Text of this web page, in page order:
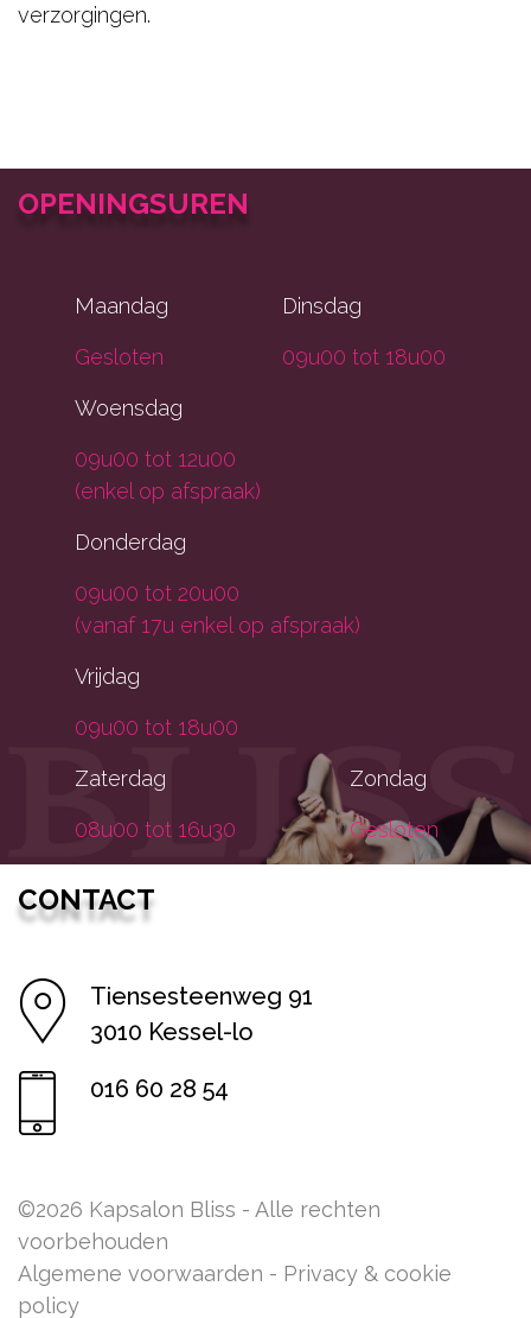
verzorgingen.
OPENINGSUREN
Maandag
Gesloten
Dinsdag
09u00 tot 18u00
Woensdag
09u00 tot 12u00
(enkel op afspraak)
Donderdag
09u00 tot 20u00
(vanaf 17u enkel op afspraak)
Vrijdag
09u00 tot 18u00
Zaterdag
08u00 tot 16u30
Zondag
Gesloten
CONTACT
Tiensesteenweg 91
3010 Kessel-lo
016 60 28 54
©2026 Kapsalon Bliss - Alle rechten
voorbehouden
Algemene voorwaarden - Privacy & cookie
policy